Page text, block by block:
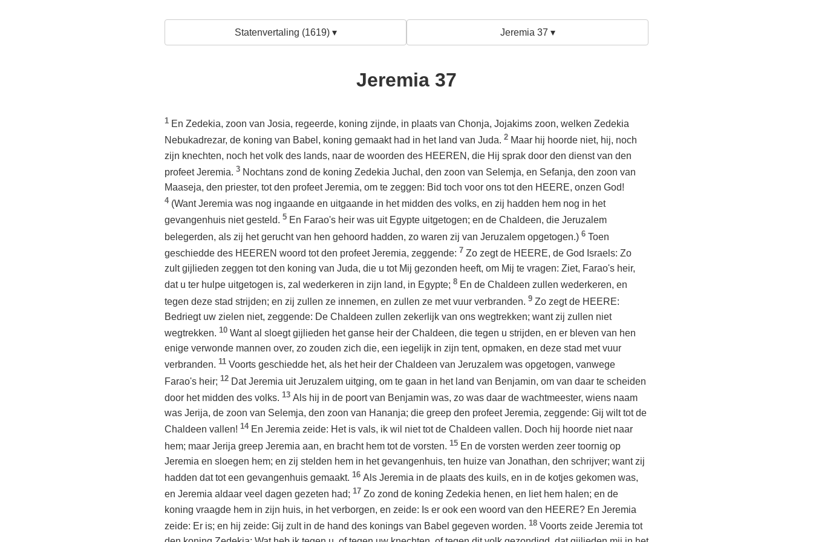
Statenvertaling (1619) ▾ Jeremia 37 ▾
Jeremia 37
1 En Zedekia, zoon van Josia, regeerde, koning zijnde, in plaats van Chonja, Jojakims zoon, welken Zedekia
Nebukadrezar, de koning van Babel, koning gemaakt had in het land van Juda. 2 Maar hij hoorde niet, hij, noch
zijn knechten, noch het volk des lands, naar de woorden des HEEREN, die Hij sprak door den dienst van den
profeet Jeremia. 3 Nochtans zond de koning Zedekia Juchal, den zoon van Selemja, en Sefanja, den zoon van
Maaseja, den priester, tot den profeet Jeremia, om te zeggen: Bid toch voor ons tot den HEERE, onzen God!
4 (Want Jeremia was nog ingaande en uitgaande in het midden des volks, en zij hadden hem nog in het
gevangenhuis niet gesteld. 5 En Farao's heir was uit Egypte uitgetogen; en de Chaldeen, die Jeruzalem
belegerden, als zij het gerucht van hen gehoord hadden, zo waren zij van Jeruzalem opgetogen.) 6 Toen
geschiedde des HEEREN woord tot den profeet Jeremia, zeggende: 7 Zo zegt de HEERE, de God Israels: Zo
zult gijlieden zeggen tot den koning van Juda, die u tot Mij gezonden heeft, om Mij te vragen: Ziet, Farao's heir,
dat u ter hulpe uitgetogen is, zal wederkeren in zijn land, in Egypte; 8 En de Chaldeen zullen wederkeren, en
tegen deze stad strijden; en zij zullen ze innemen, en zullen ze met vuur verbranden. 9 Zo zegt de HEERE:
Bedriegt uw zielen niet, zeggende: De Chaldeen zullen zekerlijk van ons wegtrekken; want zij zullen niet
wegtrekken. 10 Want al sloegt gijlieden het ganse heir der Chaldeen, die tegen u strijden, en er bleven van hen
enige verwonde mannen over, zo zouden zich die, een iegelijk in zijn tent, opmaken, en deze stad met vuur
verbranden. 11 Voorts geschiedde het, als het heir der Chaldeen van Jeruzalem was opgetogen, vanwege
Farao's heir; 12 Dat Jeremia uit Jeruzalem uitging, om te gaan in het land van Benjamin, om van daar te scheiden
door het midden des volks. 13 Als hij in de poort van Benjamin was, zo was daar de wachtmeester, wiens naam
was Jerija, de zoon van Selemja, den zoon van Hananja; die greep den profeet Jeremia, zeggende: Gij wilt tot de
Chaldeen vallen! 14 En Jeremia zeide: Het is vals, ik wil niet tot de Chaldeen vallen. Doch hij hoorde niet naar
hem; maar Jerija greep Jeremia aan, en bracht hem tot de vorsten. 15 En de vorsten werden zeer toornig op
Jeremia en sloegen hem; en zij stelden hem in het gevangenhuis, ten huize van Jonathan, den schrijver; want zij
hadden dat tot een gevangenhuis gemaakt. 16 Als Jeremia in de plaats des kuils, en in de kotjes gekomen was,
en Jeremia aldaar veel dagen gezeten had; 17 Zo zond de koning Zedekia henen, en liet hem halen; en de
koning vraagde hem in zijn huis, in het verborgen, en zeide: Is er ook een woord van den HEERE? En Jeremia
zeide: Er is; en hij zeide: Gij zult in de hand des konings van Babel gegeven worden. 18 Voorts zeide Jeremia tot